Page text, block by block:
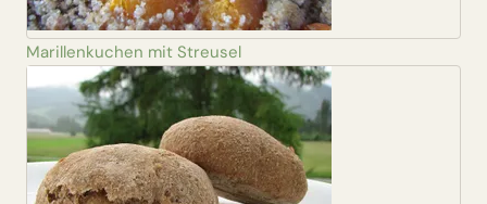
Marillenkuchen mit Streusel